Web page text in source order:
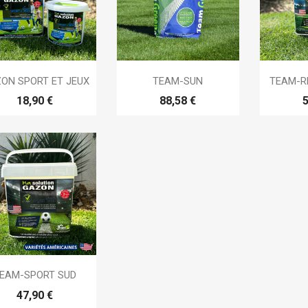
Aperçu rapide
SPORT ET JEUX
18,90 €
Aperçu rapide
TEAM-SUN
88,58 €

TEAM-
Aperçu rapide
SPORT SUD
47,90 €